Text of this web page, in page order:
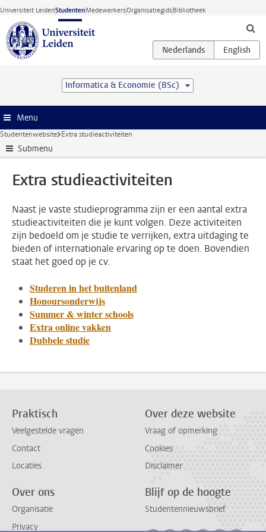
Ga direct naar de inhoud
Universiteit LeidenStudentenMedewerkersOrganisatiegidsBibliotheek
Informatica & Economie (BSc)
Menu
Studentenwebsite Extra studieactiviteiten
Submenu
Extra studieactiviteiten
Naast je vaste studieprogramma zijn er een aantal extra
studieactiviteiten die je kunt volgen. Deze activiteiten
zijn bedoeld om je studie te verrijken, extra uitdaging te
bieden of internationale ervaring op te doen. Bovendien
staat het goed op je cv.
Studeren in het buitenland
Honoursonderwijs
Summer & winter schools
Extra online vakken
Dubbele studie
Praktisch
Veelgestelde vragen
Contact
Locaties
Over deze website
Vraag of opmerking
Cookies
Disclaimer
Over ons
Organisatie
Privacy
Blijf op de hoogte
Studentennieuwsbrief